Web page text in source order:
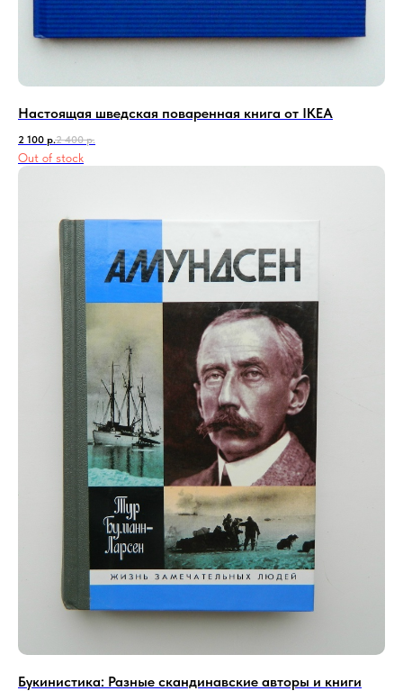
Настоящая шведская поваренная книга от IKEA
2 100 р.2 400 р.
Out of stock
Букинистика: Разные скандинавские авторы и книги